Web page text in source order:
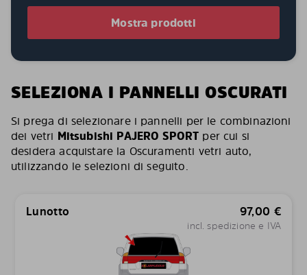
Mostra prodotti
SELEZIONA I PANNELLI OSCURATI
Si prega di selezionare i pannelli per le combinazioni
dei vetri Mitsubishi PAJERO SPORT per cui si
desidera acquistare la Oscuramenti vetri auto,
utilizzando le selezioni di seguito.
Lunotto 97,00 €
incl. spedizione e IVA